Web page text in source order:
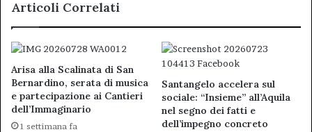
Articoli Correlati
Arisa alla Scalinata di San
Bernardino, serata di musica
e partecipazione ai Cantieri
dell’Immaginario
1 settimana fa
Santangelo accelera sul
sociale: “Insieme” all’Aquila
nel segno dei fatti e
dell’impegno concreto